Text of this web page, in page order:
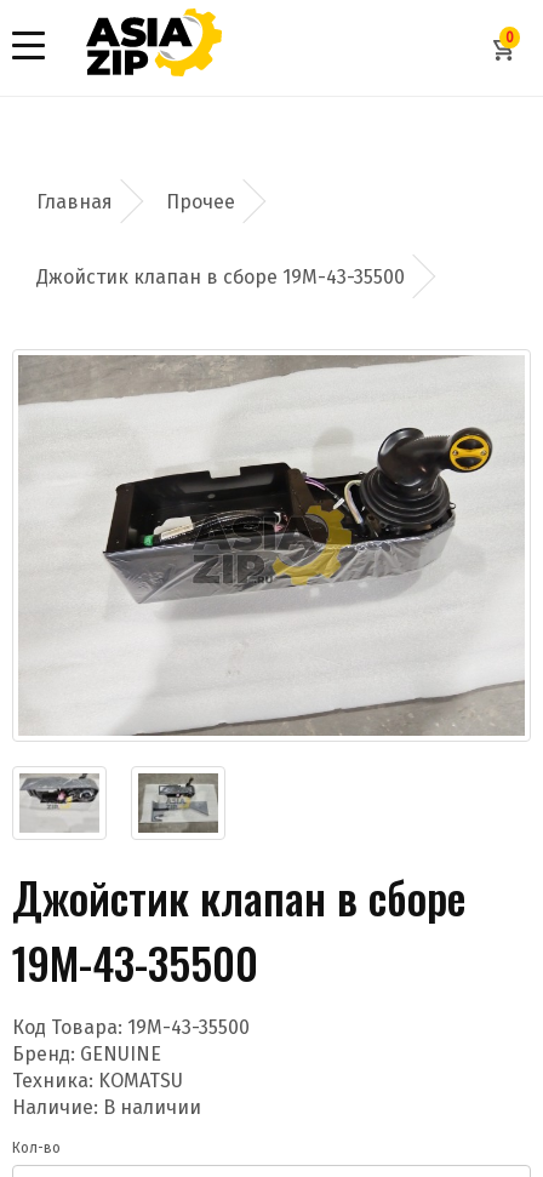
0
Добавить заявку
Допустимые форматы: .xls, .xlsx
Даю согласие на обработку моих данных и
получение новостей
Отправить
Прочее
Джойстик клапан в сборе 19M-43-35500
Джойстик клапан в сборе
19M-43-35500
Код Товара: 19M-43-35500
Бренд: GENUINE
Техника: KOMATSU
Наличие: В наличии
Кол-во